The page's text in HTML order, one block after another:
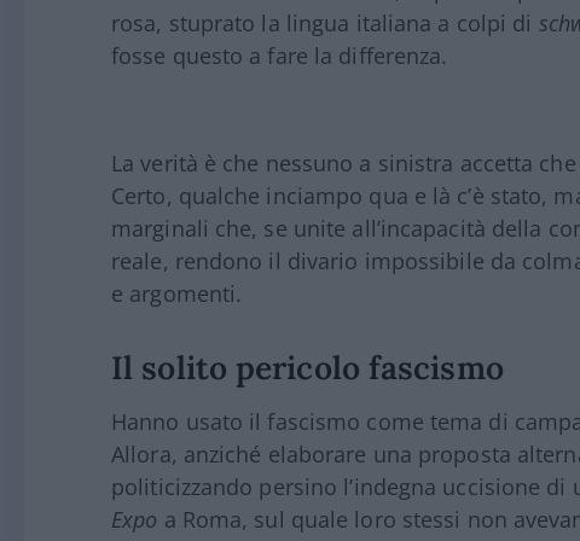
rosa, stuprato la lingua italiana a colpi di
fosse questo a fare la differenza.
La verità è che nessuno a sinistra accetta
Certo, qualche inciampo qua e là c’è stato,
marginali che, se unite all’incapacità della
reale, rendono il divario impossibile da
e argomenti.
Il solito pericolo fascismo
Hanno usato il fascismo come tema di
Allora, anziché elaborare una proposta
politicizzando persino l’indegna uccisione
Expo a Roma, sul quale loro stessi non